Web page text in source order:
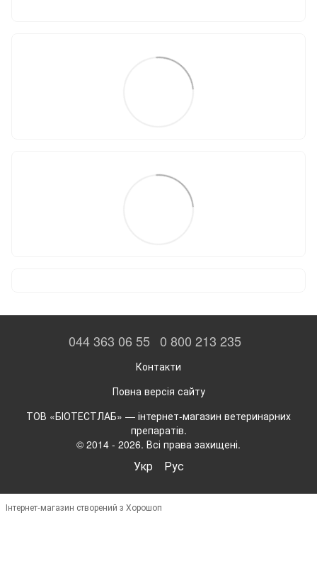
044 363 06 55 0 800 213 235
Контакти
Повна версія сайту
ТОВ «БІОТЕСТЛАБ» — інтернет-магазин ветеринарних
препаратів.
© 2014 - 2026. Всі права захищені.
Укр Рус
Інтернет-магазин створений з Хорошоп